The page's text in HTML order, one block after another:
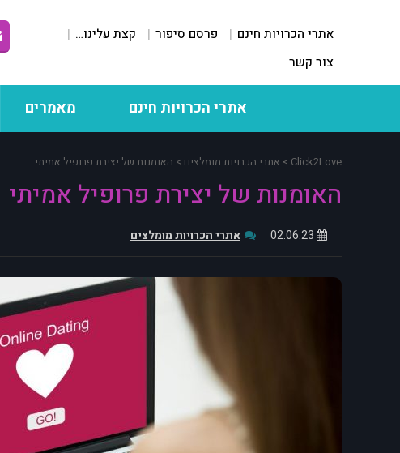
אתרי הכרויות חינם פרסם סיפור
קצת עלינו…
צור קשר
אתרי הכרויות חינם מאמרים
Click2Love
> אתרי הכרויות מומלצים > האומנות של יצירת פרופיל אמיתי
האומנות של יצירת פרופיל אמיתי
02.06.23 אתרי הכרויות מומלצים